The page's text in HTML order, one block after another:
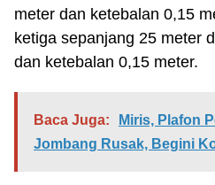
meter dan ketebalan 0,15
ketiga sepanjang 25 meter
dan ketebalan 0,15 meter.
Baca Juga:
Miris, Plafon
Jombang Rusak, Begini